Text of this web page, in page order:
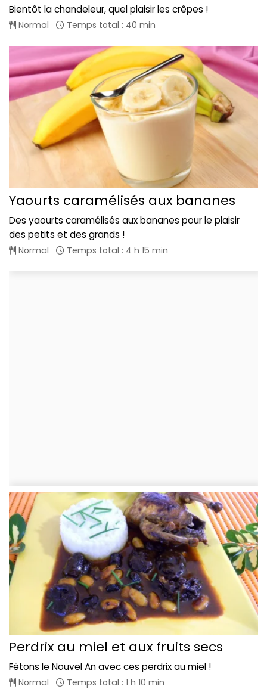
Bientôt la chandeleur, quel plaisir les crêpes !
Normal Temps total : 40 min
Yaourts caramélisés aux bananes
Des yaourts caramélisés aux bananes pour le plaisir
des petits et des grands !
Normal Temps total : 4 h 15 min
Perdrix au miel et aux fruits secs
Fêtons le Nouvel An avec ces perdrix au miel !
Normal Temps total : 1 h 10 min